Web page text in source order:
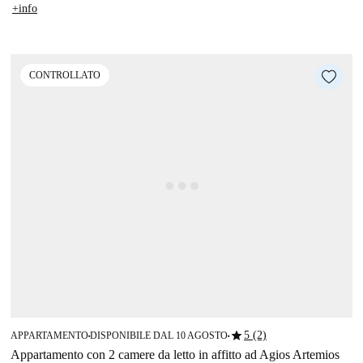
+info
CONTROLLATO
APPARTAMENTO■DISPONIBILE DAL 10 AGOSTO■star5 (2)
Appartamento con 2 camere da letto in affitto ad Agios Artemios